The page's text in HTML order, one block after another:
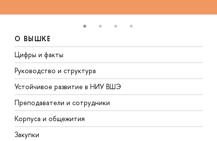
О ВЫШКЕ
Цифры и факты
Руководство и структура
Устойчивое развитие в НИУ ВШЭ
Преподаватели и сотрудники
Корпуса и общежития
Закупки